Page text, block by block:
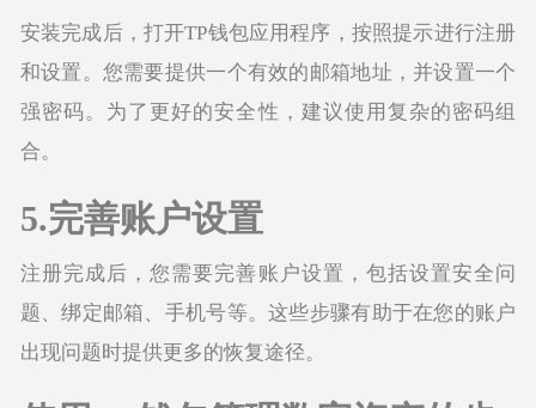
安装完成后，打开TP钱包应用程序，按照提示进行注册
和设置。您需要提供一个有效的邮箱地址，并设置一个
强密码。为了更好的安全性，建议使用复杂的密码组
合。
5.完善账户设置
注册完成后，您需要完善账户设置，包括设置安全问
题、绑定邮箱、手机号等。这些步骤有助于在您的账户
出现问题时提供更多的恢复途径。